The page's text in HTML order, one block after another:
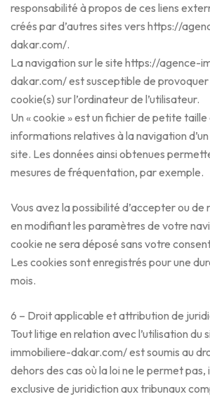
responsabilité à propos de ces liens
créés par d’autres sites vers https://
dakar.com/.
La navigation sur le site https://agence-
dakar.com/ est susceptible de provoquer
cookie(s) sur l’ordinateur de l’utilisateur.
Un « cookie » est un fichier de petite
informations relatives à la navigation
site. Les données ainsi obtenues
mesures de fréquentation, par exemple.
Vous avez la possibilité d’accepter ou de
en modifiant les paramètres de votre
cookie ne sera déposé sans votre
Les cookies sont enregistrés pour une
mois.
6 – Droit applicable et attribution de
Tout litige en relation avec l’utilisation
immobiliere-dakar.com/ est soumis au
dehors des cas où la loi ne le permet
exclusive de juridiction aux tribunaux